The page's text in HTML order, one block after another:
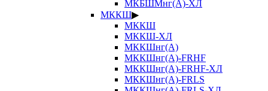
МКБШМнг(А)-ХЛ
МККШ▶
МККШ
МККШ-ХЛ
МККШнг(А)
МККШнг(А)-FRHF
МККШнг(А)-FRHF-ХЛ
МККШнг(А)-FRLS